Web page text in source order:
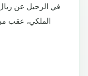
في الرحيل عن
الملكي، عقب